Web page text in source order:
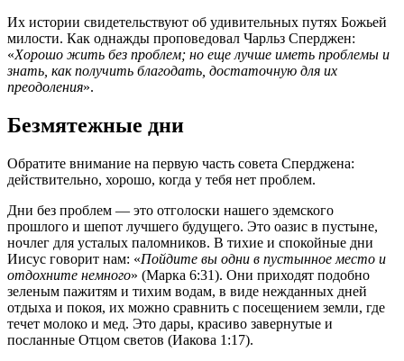
Их истории свидетельствуют об удивительных путях Божьей
милости. Как однажды проповедовал Чарльз Сперджен:
«Хорошо жить без проблем; но еще лучше иметь проблемы и
знать, как получить благодать, достаточную для их
преодоления».
Безмятежные дни
Обратите внимание на первую часть совета Сперджена:
действительно, хорошо, когда у тебя нет проблем.
Дни без проблем — это отголоски нашего эдемского
прошлого и шепот лучшего будущего. Это оазис в пустыне,
ночлег для усталых паломников. В тихие и спокойные дни
Иисус говорит нам: «Пойдите вы одни в пустынное место и
отдохните немного» (Марка 6:31). Они приходят подобно
зеленым пажитям и тихим водам, в виде нежданных дней
отдыха и покоя, их можно сравнить с посещением земли, где
течет молоко и мед. Это дары, красиво завернутые и
посланные Отцом светов (Иакова 1:17).